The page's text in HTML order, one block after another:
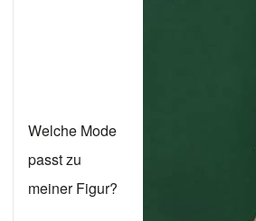
Welche Mode
passt zu
meiner Figur?